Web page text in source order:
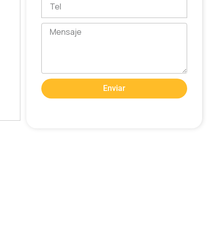
Mensaje
Enviar